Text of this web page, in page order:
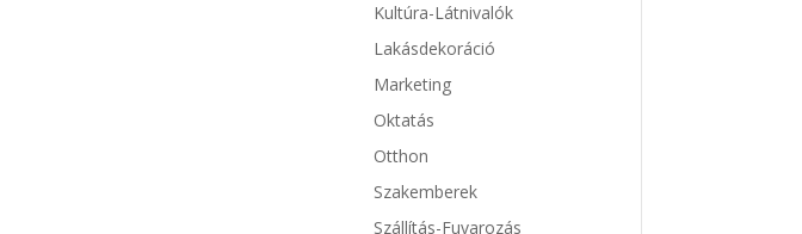
Kultúra-Látnivalók
Lakásdekoráció
Marketing
Oktatás
Otthon
Szakemberek
Szállítás-Fuvarozás